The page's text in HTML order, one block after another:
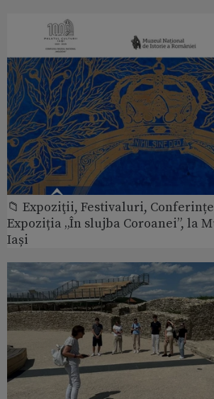
📁 Expoziţii, Festivaluri, Conferințe
Expoziția „În slujba Coroanei”, la
Iași